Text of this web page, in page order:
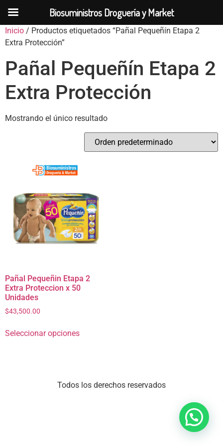
Inicio / Productos etiquetados “Pañal Pequeñín Etapa 2
Extra Protección”
Pañal Pequeñín Etapa 2
Extra Protección
Mostrando el único resultado
Pañal Pequeñin Etapa 2
Extra Proteccion x 50
Unidades
$43,500.00
Seleccionar opciones
Todos los derechos reservados
Biosuministros Droguería y Market